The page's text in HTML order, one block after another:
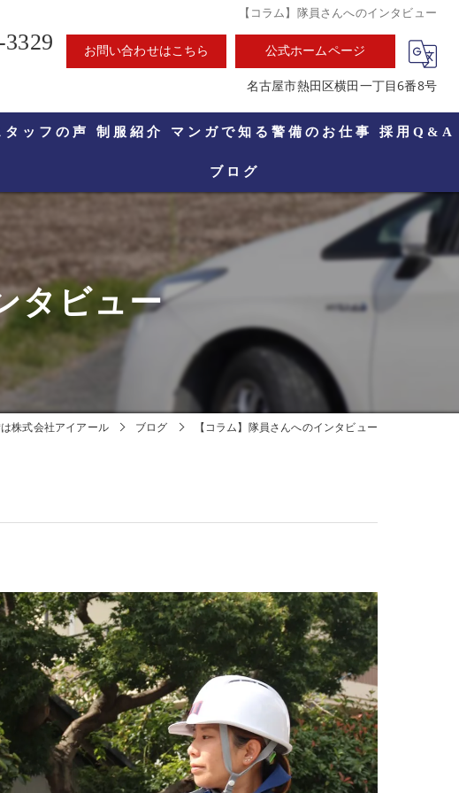
【コラム】隊員さんへのインタビュー
3329 お問い合わせはこちら 公式ホームページ
名古屋市熱田区横田一丁目6番8号
タッフの声 制服紹介 マンガで知る警備のお仕事 採用Q&A
ブログ
タビュー
株式会社アイアール ブログ 【コラム】隊員さんへのインタビュー